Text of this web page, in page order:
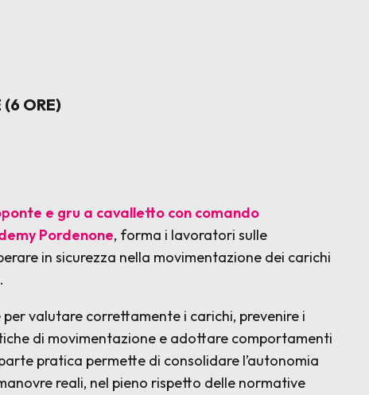
(6 ORE)
e gru a cavalletto con comando
Pordenone, forma i lavoratori sulle
in sicurezza nella movimentazione dei carichi
valutare correttamente i carichi, prevenire i
di movimentazione e adottare comportamenti
pratica permette di consolidare l’autonomia
reali, nel pieno rispetto delle normative